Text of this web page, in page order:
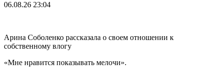
06.08.26 23:04
Арина Соболенко рассказала о своем отношении к
собственному влогу
«Мне нравится показывать мелочи».